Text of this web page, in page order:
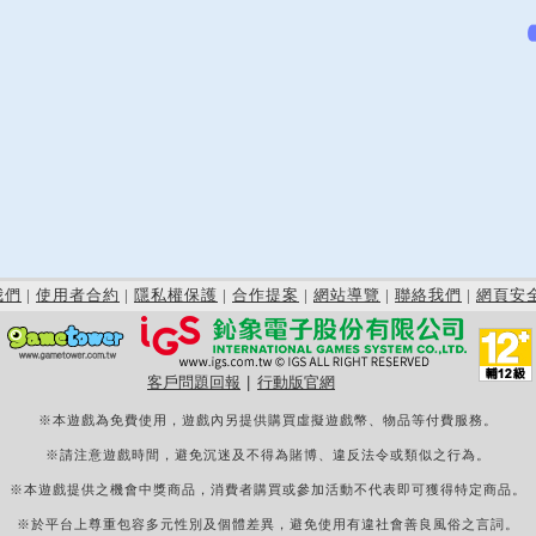
們 | 使用者合約 | 隱私權保護 | 合作提案 | 網站導覽 | 聯絡我們 | 網頁安
客戶問題回報 行動版官網
※本遊戲為免費使用，遊戲內另提供購買虛擬遊戲幣、物品等付費服務。
※請注意遊戲時間，避免沉迷及不得為賭博、違反法令或類似之行為。
※本遊戲提供之機會中獎商品，消費者購買或參加活動不代表即可獲得特定商品。
※於平台上尊重包容多元性別及個體差異，避免使用有違社會善良風俗之言詞。